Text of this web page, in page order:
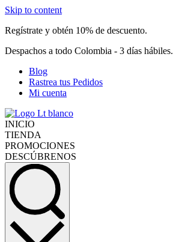
Skip to content
Regístrate y obtén 10% de descuento.
Despachos a todo Colombia - 3 días hábiles.
Blog
Rastrea tus Pedidos
Mi cuenta
INICIO
TIENDA
PROMOCIONES
DESCÚBRENOS